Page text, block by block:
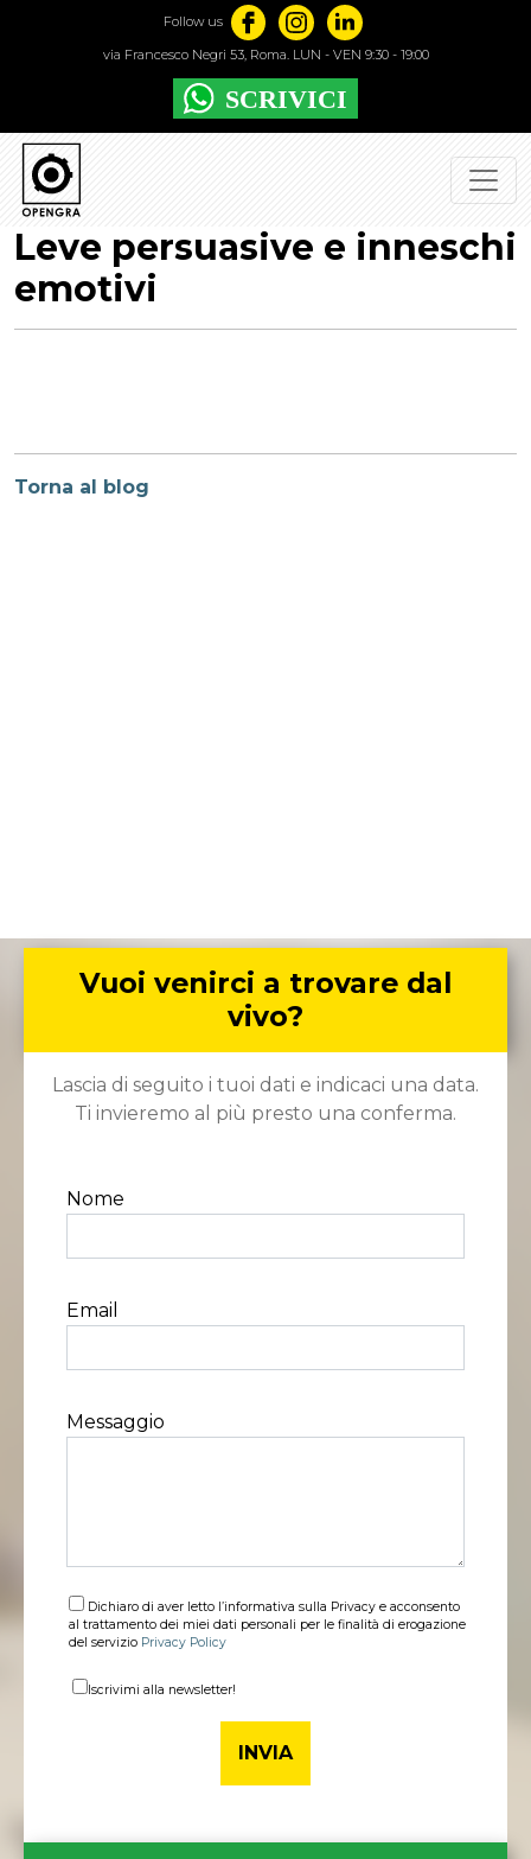
Follow us
via Francesco Negri 53, Roma. LUN - VEN 9:30 - 19:00
Leve persuasive e inneschi
emotivi
Torna al blog
Vuoi venirci a trovare dal
vivo?
Lascia di seguito i tuoi dati e indicaci una data.
Ti invieremo al più presto una conferma.
Nome
Email
Messaggio
Dichiaro di aver letto l’informativa sulla Privacy e acconsento
al trattamento dei miei dati personali per le finalità di erogazione
del servizio Privacy Policy
Iscrivimi alla newsletter!